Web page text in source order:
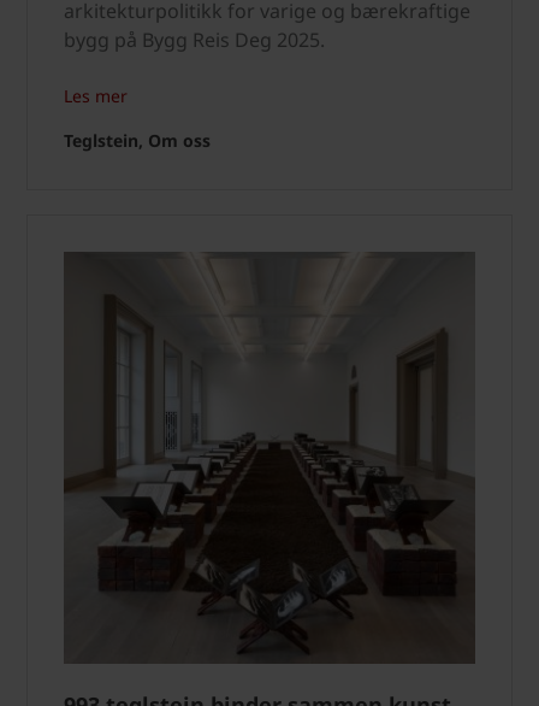
arkitekturpolitikk for varige og bærekraftige
bygg på Bygg Reis Deg 2025.
Les mer
Teglstein, Om oss